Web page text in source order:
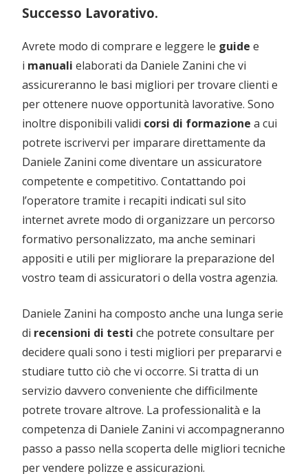
Successo Lavorativo.
Avrete modo di comprare e leggere le guide e
i manuali elaborati da Daniele Zanini che vi
assicureranno le basi migliori per trovare clienti e
per ottenere nuove opportunità lavorative. Sono
inoltre disponibili validi corsi di formazione a cui
potrete iscrivervi per imparare direttamente da
Daniele Zanini come diventare un assicuratore
competente e competitivo. Contattando poi
l’operatore tramite i recapiti indicati sul sito
internet avrete modo di organizzare un percorso
formativo personalizzato, ma anche seminari
appositi e utili per migliorare la preparazione del
vostro team di assicuratori o della vostra agenzia.
Daniele Zanini ha composto anche una lunga serie
di recensioni di testi che potrete consultare per
decidere quali sono i testi migliori per prepararvi e
studiare tutto ciò che vi occorre. Si tratta di un
servizio davvero conveniente che difficilmente
potrete trovare altrove. La professionalità e la
competenza di Daniele Zanini vi accompagneranno
passo a passo nella scoperta delle migliori tecniche
per vendere polizze e assicurazioni.